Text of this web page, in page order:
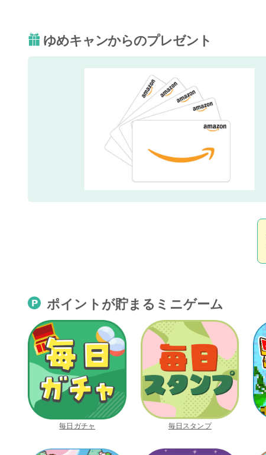
ゆめキャンからのプレゼント
ポイントが貯まるミニゲーム
毎日ガチャ 毎日スタンプ